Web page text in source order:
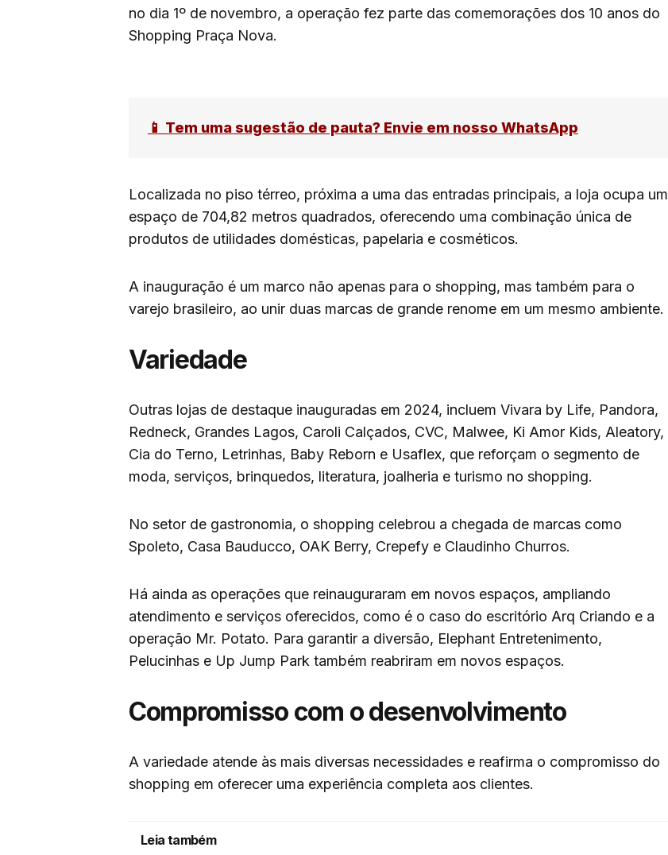
no dia 1º de novembro, a operação fez parte das comemorações dos 10 anos do
Shopping Praça Nova.
📱 Tem uma sugestão de pauta? Envie em nosso WhatsApp
Localizada no piso térreo, próxima a uma das entradas principais, a loja ocupa um
espaço de 704,82 metros quadrados, oferecendo uma combinação única de
produtos de utilidades domésticas, papelaria e cosméticos.
A inauguração é um marco não apenas para o shopping, mas também para o
varejo brasileiro, ao unir duas marcas de grande renome em um mesmo ambiente.
Variedade
Outras lojas de destaque inauguradas em 2024, incluem Vivara by Life, Pandora,
Redneck, Grandes Lagos, Caroli Calçados, CVC, Malwee, Ki Amor Kids, Aleatory,
Cia do Terno, Letrinhas, Baby Reborn e Usaflex, que reforçam o segmento de
moda, serviços, brinquedos, literatura, joalheria e turismo no shopping.
No setor de gastronomia, o shopping celebrou a chegada de marcas como
Spoleto, Casa Bauducco, OAK Berry, Crepefy e Claudinho Churros.
Há ainda as operações que reinauguraram em novos espaços, ampliando
atendimento e serviços oferecidos, como é o caso do escritório Arq Criando e a
operação Mr. Potato. Para garantir a diversão, Elephant Entretenimento,
Pelucinhas e Up Jump Park também reabriram em novos espaços.
Compromisso com o desenvolvimento
A variedade atende às mais diversas necessidades e reafirma o compromisso do
shopping em oferecer uma experiência completa aos clientes.
Leia também